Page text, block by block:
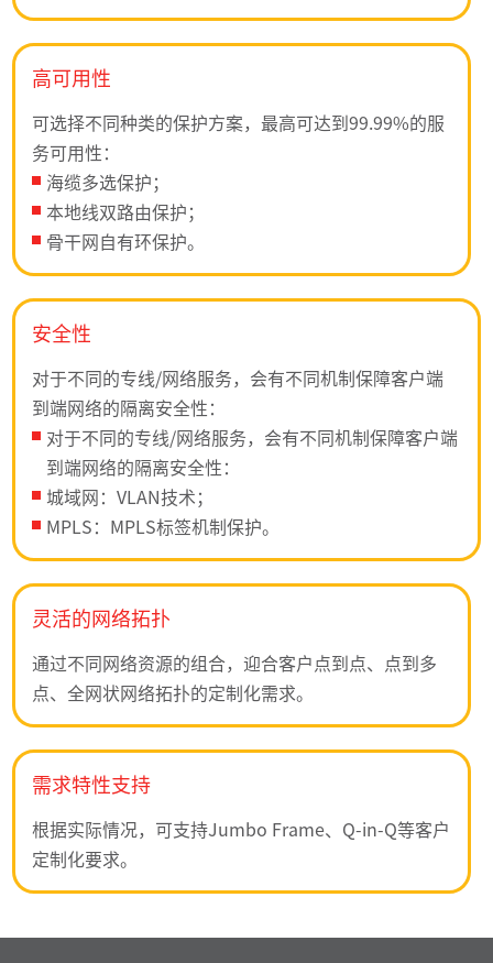
高可用性
可选择不同种类的保护方案，最高可达到99.99%的服
务可用性：
海缆多选保护；
本地线双路由保护；
骨干网自有环保护。
安全性
对于不同的专线/网络服务，会有不同机制保障客户端
到端网络的隔离安全性：
对于不同的专线/网络服务，会有不同机制保障客户端
到端网络的隔离安全性：
城域网：VLAN技术；
MPLS：MPLS标签机制保护。
灵活的网络拓扑
通过不同网络资源的组合，迎合客户点到点、点到多
点、全网状网络拓扑的定制化需求。
需求特性支持
根据实际情况，可支持Jumbo Frame、Q-in-Q等客户
定制化要求。